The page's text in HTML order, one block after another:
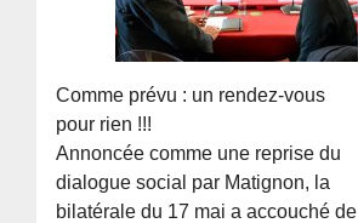
Comme prévu : un rendez-vous
pour rien !!!
Annoncée comme une reprise du
dialogue social par Matignon, la
bilatérale du 17 mai a accouché de